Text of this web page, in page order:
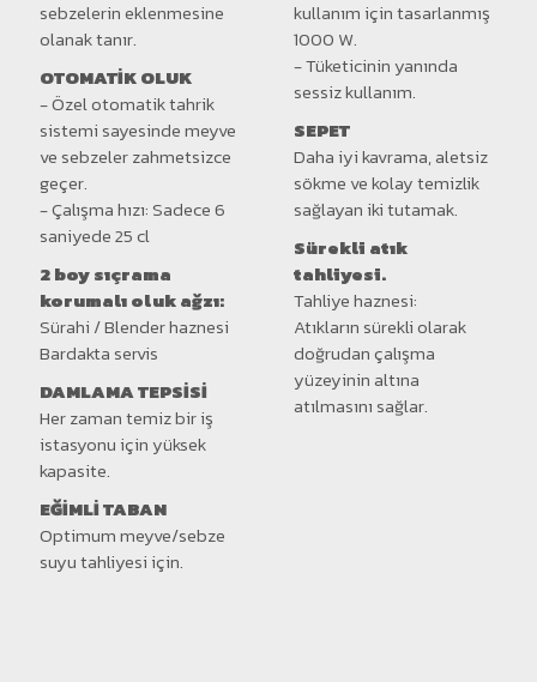
sebzelerin eklenmesine
olanak tanır.
OTOMATİK OLUK
- Özel otomatik tahrik
sistemi sayesinde meyve
ve sebzeler zahmetsizce
geçer.
- Çalışma hızı: Sadece 6
saniyede 25 cl
2 boy sıçrama
korumalı oluk ağzı:
Sürahi / Blender haznesi
Bardakta servis
DAMLAMA TEPSİSİ
Her zaman temiz bir iş
istasyonu için yüksek
kapasite.
EĞİMLİ TABAN
Optimum meyve/sebze
suyu tahliyesi için.
kullanım için tasarlanmış
1000 W.
- Tüketicinin yanında
sessiz kullanım.
SEPET
Daha iyi kavrama, aletsiz
sökme ve kolay temizlik
sağlayan iki tutamak.
Sürekli atık
tahliyesi.
Tahliye haznesi:
Atıkların sürekli olarak
doğrudan çalışma
yüzeyinin altına
atılmasını sağlar.